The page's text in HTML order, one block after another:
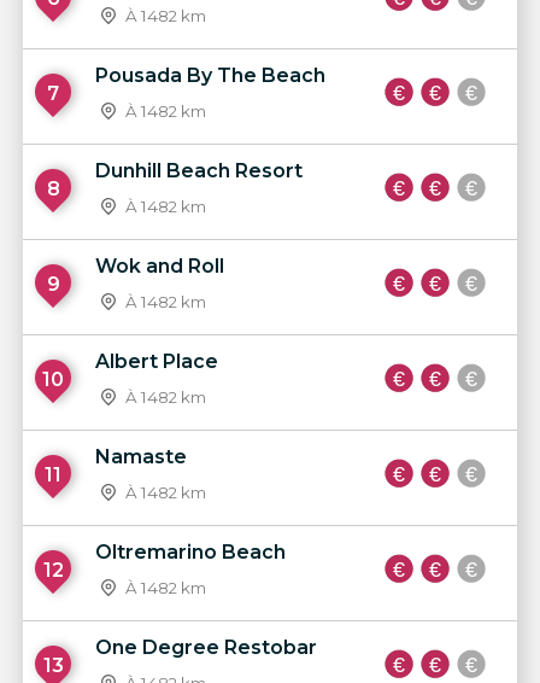
À 1482 km
7
Pousada By The Beach
À 1482 km
8
Dunhill Beach Resort
À 1482 km
9
Wok and Roll
À 1482 km
10
Albert Place
À 1482 km
11
Namaste
À 1482 km
12
Oltremarino Beach
À 1482 km
13
One Degree Restobar